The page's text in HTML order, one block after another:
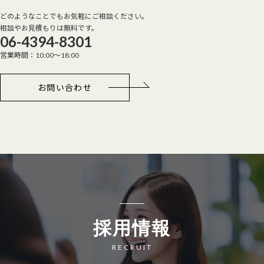
どのようなことでもお気軽にご相談ください。
相談やお見積もりは無料です。
06-4394-8301
営業時間：10:00～18:00
お問い合わせ
採用情報
RECRUIT